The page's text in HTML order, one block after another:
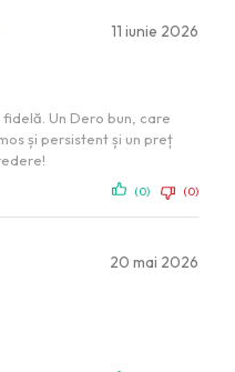
11 iunie 2026
Un Dero bun, care
și persistent și un preț
(0) (0)
20 mai 2026